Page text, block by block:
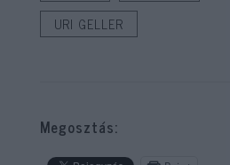
URI GELLER
Megosztás: